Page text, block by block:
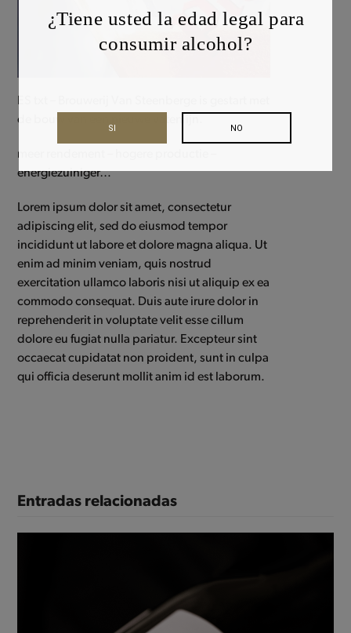
ES txt – Brouwerij Van Steenberge is gestart met
de bouw van een nieuwe vatenlijn.
meer rendement – hogere productie –
energiezuiniger…
Lorem ipsum dolor sit amet, consectetur
adipiscing elit, sed do eiusmod tempor
incididunt ut labore et dolore magna aliqua. Ut
enim ad minim veniam, quis nostrud
exercitation ullamco laboris nisi ut aliquip ex ea
commodo consequat. Duis aute irure dolor in
reprehenderit in voluptate velit esse cillum
dolore eu fugiat nulla pariatur. Excepteur sint
occaecat cupidatat non proident, sunt in culpa
qui officia deserunt mollit anim id est laborum.
Entradas relacionadas
¿Tiene usted la edad legal para
consumir alcohol?
NO
SI